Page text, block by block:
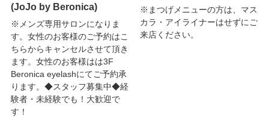
(JoJo by Beronica)
※メンズ専用サロンになりま
す。女性のお客様のご予約はこ
ちらからキャンセルさせて頂き
ます。女性のお客様はは3F
Beronica eyelashにてご予約承
ります。◆スタッフ募集中◆経
験者・未経験でも！大歓迎で
す！
※まつげメニューの方は、マス
カラ・アイライナーはせずにご
来店ください。